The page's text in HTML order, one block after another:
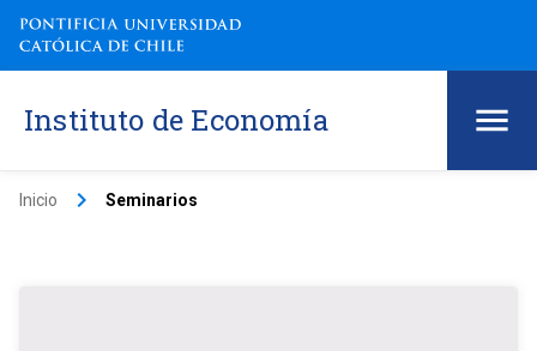
Instituto de Economía
Inicio keyboard_arrow_right Seminarios